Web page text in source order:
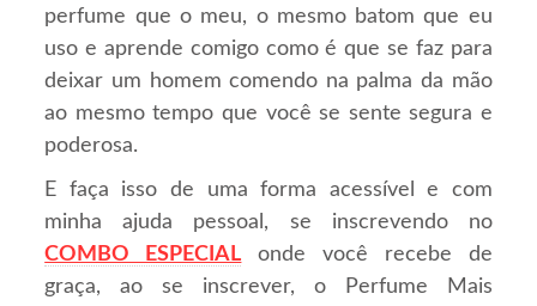
perfume que o meu, o mesmo batom que eu
uso e aprende comigo como é que se faz para
deixar um homem comendo na palma da mão
ao mesmo tempo que você se sente segura e
poderosa.
E faça isso de uma forma acessível e com
minha ajuda pessoal, se inscrevendo no
COMBO ESPECIAL onde você recebe de
graça, ao se inscrever, o Perfume Mais